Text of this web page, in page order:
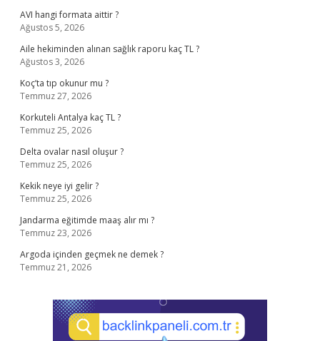
AVI hangi formata aittir ?
Ağustos 5, 2026
Aile hekiminden alınan sağlık raporu kaç TL ?
Ağustos 3, 2026
Koç’ta tıp okunur mu ?
Temmuz 27, 2026
Korkuteli Antalya kaç TL ?
Temmuz 25, 2026
Delta ovalar nasıl oluşur ?
Temmuz 25, 2026
Kekik neye iyi gelir ?
Temmuz 25, 2026
Jandarma eğitimde maaş alır mı ?
Temmuz 23, 2026
Argoda içinden geçmek ne demek ?
Temmuz 21, 2026